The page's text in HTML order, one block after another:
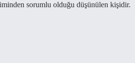
sorumlu olduğu düşünülen kişidir.